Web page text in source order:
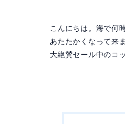
こんにちは。海で何
あたたかくなって来
大絶賛セール中のコ